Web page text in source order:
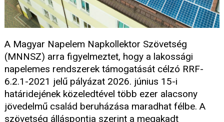
A Magyar Napelem Napkollektor Szövetség
(MNNSZ) arra figyelmeztet, hogy a lakossági
napelemes rendszerek támogatását célzó RRF-
6.2.1-2021 jelű pályázat 2026. június 15-i
határidejének közeledtével több ezer alacsony
jövedelmű család beruházása maradhat félbe. A
szövetség álláspontja szerint a megakadt